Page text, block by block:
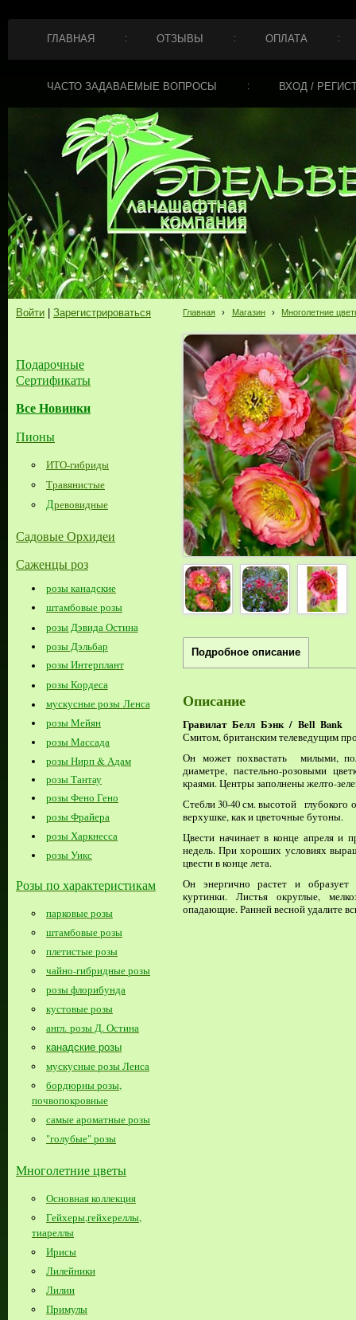
ГЛАВНАЯ ОТЗЫВЫ ОПЛАТА
ЧАСТО ЗАДАВАЕМЫЕ ВОПРОСЫ ВХОД /
Войти Зарегистрироваться
Подарочные
Сертификаты
Все Новинки
Пионы
ИТО-гибриды
Травянистые
Древовидные
Садовые Орхидеи
Саженцы роз
розы канадские
штамбовые розы
розы Дэвида Остина
розы Дэльбар
розы Интерплант
розы Кордеса
мускусные розы Ленса
розы Мейян
розы Массада
розы Нирп & Адам
розы Тантау
розы Фено Гено
розы Фрайера
розы Харкнесса
розы Уикс
Розы по характеристикам
парковые розы
штамбовые розы
плетистые розы
чайно-гибридные розы
розы флорибунда
кустовые розы
англ. розы Д. Остина
канадские розы
мускусные розы Ленса
бордюрны розы,
почвопокровные
самые ароматные розы
"голубые" розы
Многолетние цветы
Основная коллекция
Гейхеры,гейхереллы,
тиареллы
Ирисы
Лилейники
Лилии
Примулы
Главная › Магазин › Многолетние
Подробное описание
Описание
Гравилат Белл Бэнк / Bell Bank
Смитом, британским телеведущим
Он может похвастать милыми,
диаметре, пастельно-розовыми
краями. Центры заполнены желто-
Стебли 30-40 см. высотой глубокого
верхушке, как и цветочные бутоны.
Цвести начинает в конце апреля и
недель. При хороших условиях
цвести в конце лета.
Он энергично растет и
куртинки. Листья округлые,
опадающие. Ранней весной удалите